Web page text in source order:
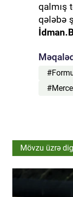
qalmış
qələbə
Mövzu üzrə